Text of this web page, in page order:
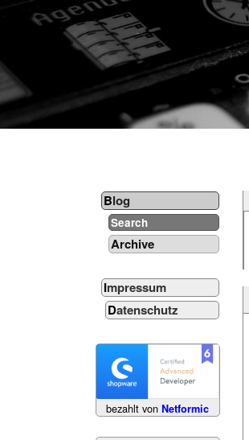
Blog
Search
Archive
Impressum
Datenschutz
bezahlt vonNetformic